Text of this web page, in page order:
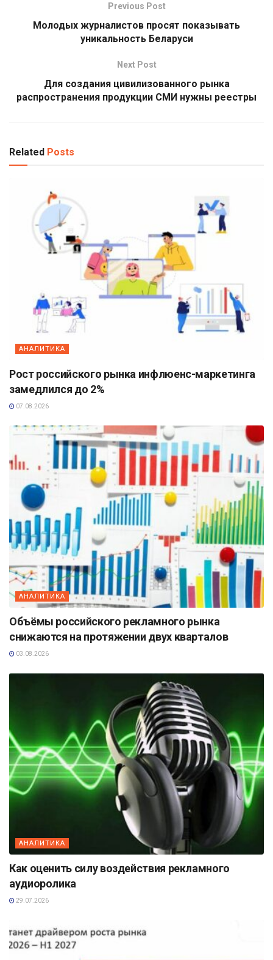
Previous Post
Молодых журналистов просят показывать
уникальность Беларуси
Next Post
Для создания цивилизованного рынка
распространения продукции СМИ нужны реестры
Related Posts
АНАЛИТИКА
Рост российского рынка инфлюенс-маркетинга
замедлился до 2%
07.08.2026
АНАЛИТИКА
Объёмы российского рекламного рынка
снижаются на протяжении двух кварталов
03.08.2026
АНАЛИТИКА
Как оценить силу воздействия рекламного
аудиоролика
29.07.2026